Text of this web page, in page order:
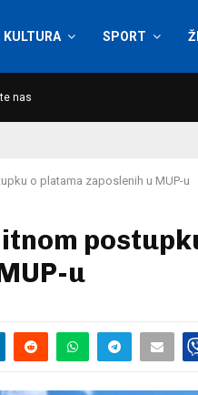
KULTURA SPORT
nas
o platama zaposlenih u MUP-u
u